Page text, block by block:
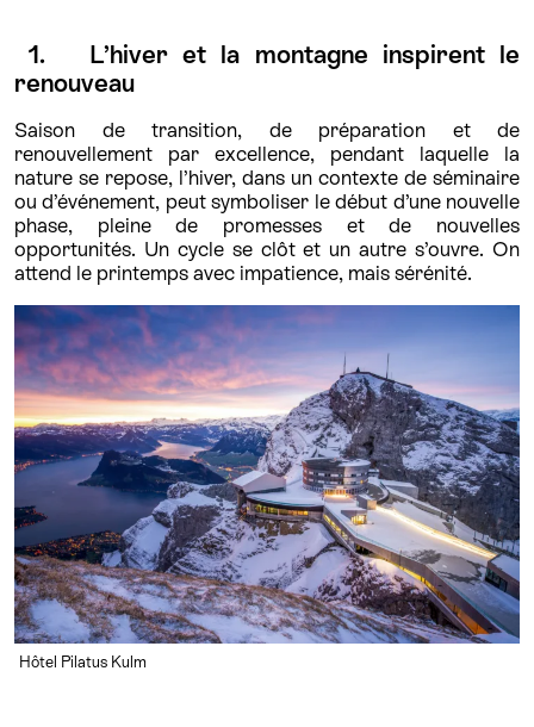
1. L’hiver et la montagne inspirent le
renouveau
Saison de transition, de préparation et de
renouvellement par excellence, pendant laquelle la
nature se repose, l’hiver, dans un contexte de séminaire
ou d’événement, peut symboliser le début d’une nouvelle
phase, pleine de promesses et de nouvelles
opportunités. Un cycle se clôt et un autre s’ouvre. On
attend le printemps avec impatience, mais sérénité.
Hôtel Pilatus Kulm